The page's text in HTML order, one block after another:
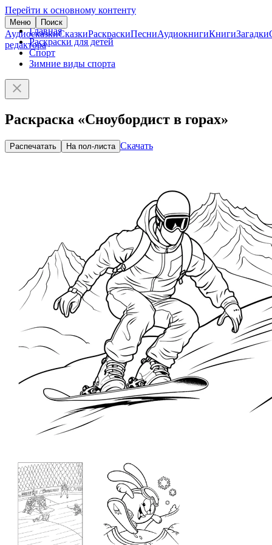
Перейти к основному контенту
Меню Поиск
АудиосказкиСказкиРаскраскиПесниАудиокнигиКнигиЗагадки
редактора
Главная
Раскраски для детей
Спорт
Зимние виды спорта
Раскраска «Сноубордист в горах»
Распечатать На пол-листа Скачать